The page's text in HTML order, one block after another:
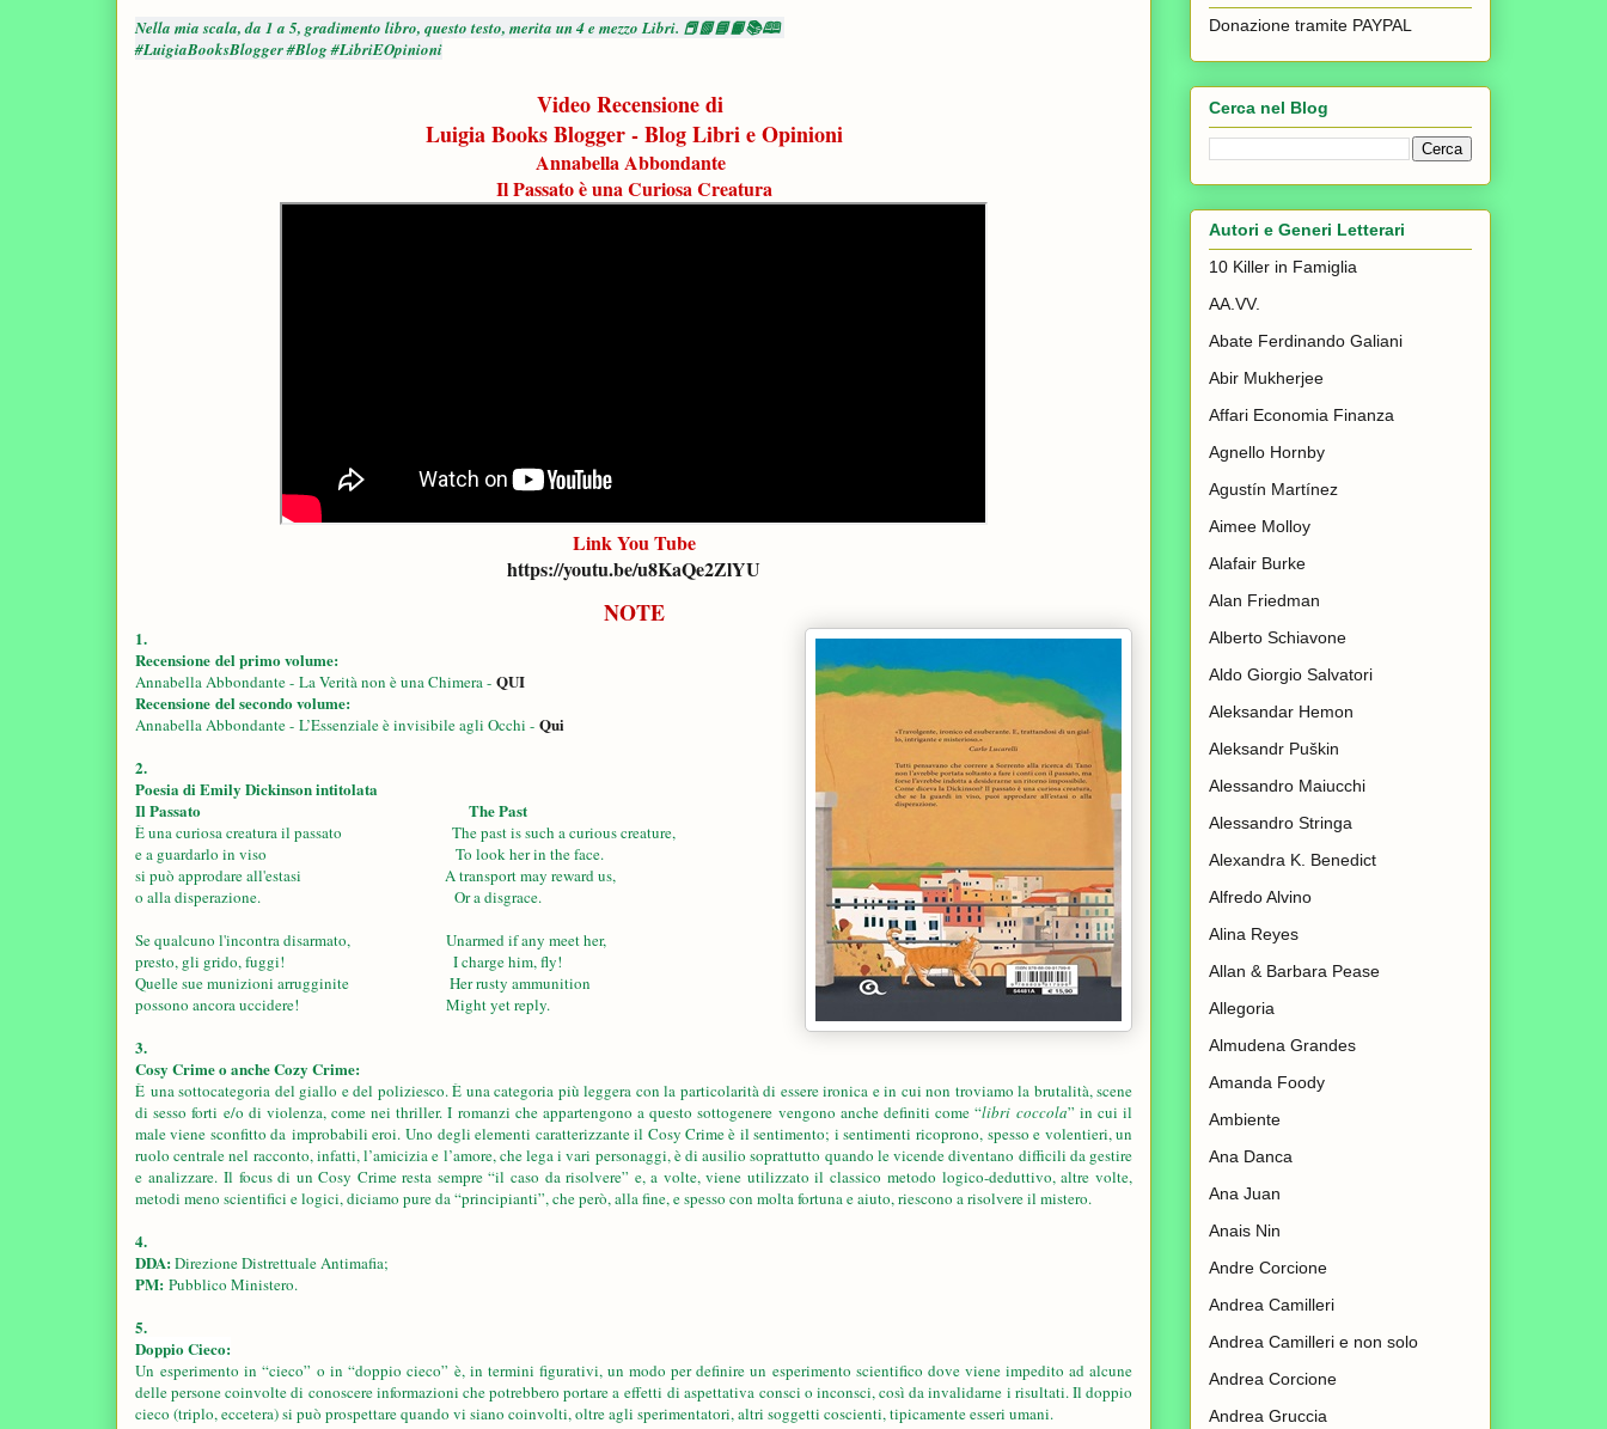
Nella mia scala, da 1 a 5, gradimento libro, questo testo, merita un 4 e mezzo Libri. 📕📗📘📙📚🕮
#LuigiaBooksBlogger #Blog #LibriEOpinioni
Video Recensione di
Luigia Books Blogger - Blog Libri e Opinioni
Annabella Abbondante
Il Passato è una Curiosa Creatura
Link You Tube
https://youtu.be/u8KaQe2ZlYU
NOTE
1.
Recensione del primo volume:
Annabella Abbondante - La Verità non è una Chimera - QUI
Recensione del secondo volume:
Annabella Abbondante - L’Essenziale è invisibile agli Occhi - Qui
2.
Poesia di Emily Dickinson intitolata
Il Passato The Past
È una curiosa creatura il passato The past is such a curious creature,
e a guardarlo in viso To look her in the face.
si può approdare all'estasi A transport may reward us,
o alla disperazione. Or a disgrace.
Se qualcuno l'incontra disarmato, Unarmed if any meet her,
presto, gli grido, fuggi! I charge him, fly!
Quelle sue munizioni arrugginite Her rusty ammunition
possono ancora uccidere! Might yet reply.
3.
Cosy Crime o anche Cozy Crime:
È una sottocategoria del giallo e del poliziesco. È una categoria più leggera con la particolarità di essere ironica e in cui non troviamo la brutalità, scene
di sesso forti e/o di violenza, come nei thriller. I romanzi che appartengono a questo sottogenere vengono anche definiti come “libri coccola” in cui il
male viene sconfitto da improbabili eroi. Uno degli elementi caratterizzante il Cosy Crime è il sentimento; i sentimenti ricoprono, spesso e volentieri, un
ruolo centrale nel racconto, infatti, l’amicizia e l’amore, che lega i vari personaggi, è di ausilio soprattutto quando le vicende diventano difficili da gestire
e analizzare. Il focus di un Cosy Crime resta sempre “il caso da risolvere” e, a volte, viene utilizzato il classico metodo logico-deduttivo, altre volte,
metodi meno scientifici e logici, diciamo pure da “principianti”, che però, alla fine, e spesso con molta fortuna e aiuto, riescono a risolvere il mistero.
4.
DDA:Direzione Distrettuale Antimafia;
PM: Pubblico Ministero.
5.
Doppio Cieco:
Un esperimento in “cieco” o in “doppio cieco” è, in termini figurativi, un modo per definire un esperimento scientifico dove viene impedito ad alcune
delle persone coinvolte di conoscere informazioni che potrebbero portare aeffetti di aspettativa consci o inconsci, così da invalidarne i risultati. Il doppio
cieco (triplo, eccetera) si può prospettare quando vi siano coinvolti, oltre agli sperimentatori, altri soggetti coscienti, tipicamente esseri umani.
Donazione tramite PAYPAL
Cerca nel Blog
Autori e Generi Letterari
10 Killer in Famiglia
AA.VV.
Abate Ferdinando Galiani
Abir Mukherjee
Affari Economia Finanza
Agnello Hornby
Agustín Martínez
Aimee Molloy
Alafair Burke
Alan Friedman
Alberto Schiavone
Aldo Giorgio Salvatori
Aleksandar Hemon
Aleksandr Puškin
Alessandro Maiucchi
Alessandro Stringa
Alexandra K. Benedict
Alfredo Alvino
Alina Reyes
Allan & Barbara Pease
Allegoria
Almudena Grandes
Amanda Foody
Ambiente
Ana Danca
Ana Juan
Anais Nin
Andre Corcione
Andrea Camilleri
Andrea Camilleri e non solo
Andrea Corcione
Andrea Gruccia